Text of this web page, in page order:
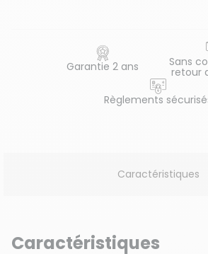
Garantie 2 ans Sans
retour
Règlements
Caractéristiques
Caractéristiques